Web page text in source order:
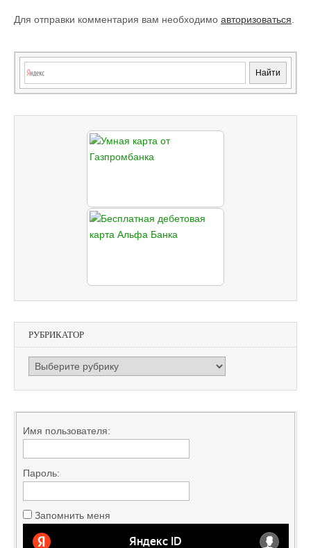
Для отправки комментария вам необходимо авторизоваться
РУБРИКАТОР
РУБРИКАТОР
Имя пользователя:
Пароль:
Запомнить меня